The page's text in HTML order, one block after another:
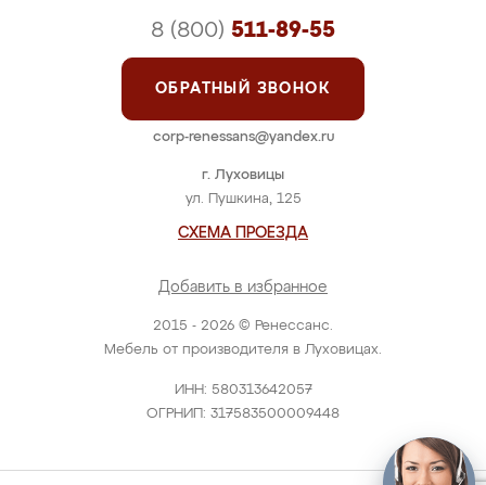
2015 - 2026 © Ренессанс.
Мебель от производителя в Луховицах.
ИНН: 580313642057
ОГРНИП: 317583500009448
г. Луховицы
ул. Пушкина, 125
СХЕМА ПРОЕЗДА
Добавить в избранное
8 (800) 511-89-55
ОБРАТНЫЙ ЗВОНОК
corp-renessans@yandex.ru